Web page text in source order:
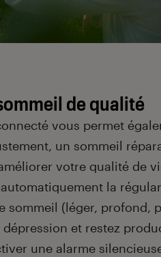
de qualité
vous permet
un sommeil
votre qualité de
la
sommeil (léger, profond,
et restez
une alarme